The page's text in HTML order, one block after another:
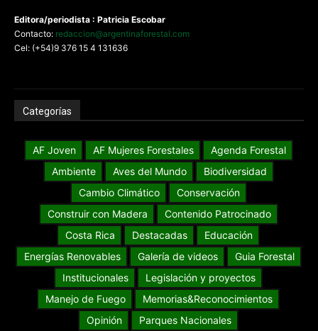
Editora/periodista : Patricia Escobar
Contacto: redaccion@argentinaforestal.com
Cel: (+54)9 376 15 4 131636
Categorías
AF Joven AF Mujeres Forestales
Agenda Forestal
Ambiente
Aves del Mundo
Biodiversidad
Cambio Climático
Conservación
Construir con Madera
Contenido Patrocinado
Costa Rica
Destacadas
Educación
Energías Renovables
Galería de videos
Guia Forestal
Institucionales
Legislación y proyectos
Manejo de Fuego
Memorias&Reconocimientos
Opinión
Parques Nacionales